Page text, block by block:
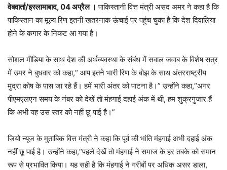
वेबवार्ता/इस्लामाबाद, 04 अप्रैल । पाकिस्तानी वित्त मंत्री असद अमर ने कहा है कि
पाकिस्तान का मूल्य रिण इतनी खतरनाक ऊंचाई पर पहुंच चुका है कि देश दिवालिया
होने के कगार के निकट आ गया है।
सोशल मीडिया के साथ देश की अर्थव्यवस्था के संबंध में सवाल जवाब के विशेष सत्र
में उमर ने बुधवार को कहा,“ आप इतने भारी रिण के बोझ के साथ अंतरराष्ट्रीय
मुद्रा कोष के पास जा रहे हैं। हमें भारी अंतर को पाटना है।” उन्होंने कहा,“अगर
पीएमएलएन समय के नंबर को देखें तो मंहगाई दहाई अंक में थी, हम शुक्रगुजार हैं
कि अभी यह उस स्तर को नहीं छू पाई है।”
जियो न्यूज के मुताबिक वित्त मंत्री ने कहा कि पूर्व की भांति मंहगाई अभी दहाई अंक
नहीं छू पाई है। उन्होंने कहा,“पहले देखें तो मंहगाई ने समाज के हर तबके को समान
रूप से प्रभावित किया। यह सही है कि मंहगाई ने गरीबों पर अधिक असर डाला,